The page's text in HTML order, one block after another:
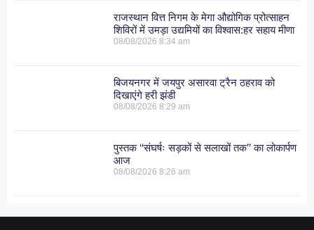
राजस्थान वित्त निगम के मेगा औद्योगिक प्रोत्साहन
शिविरों में उमड़ा उद्यमियों का विश्वास:हर सहाय मीणा
08/08/20268:34 am
बिजयनगर में जयपुर असारवा ट्रैन ठहराव को
दिखाएंगे हरी झंडी
08/08/20268:29 am
पुस्तक ‘‘संघर्षः सड़कों से सलाखों तक’’ का लोकार्पण
आज
08/08/20268:26 am